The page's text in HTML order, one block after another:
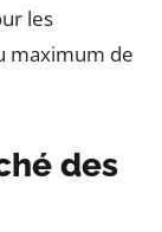
les
maximum de
des